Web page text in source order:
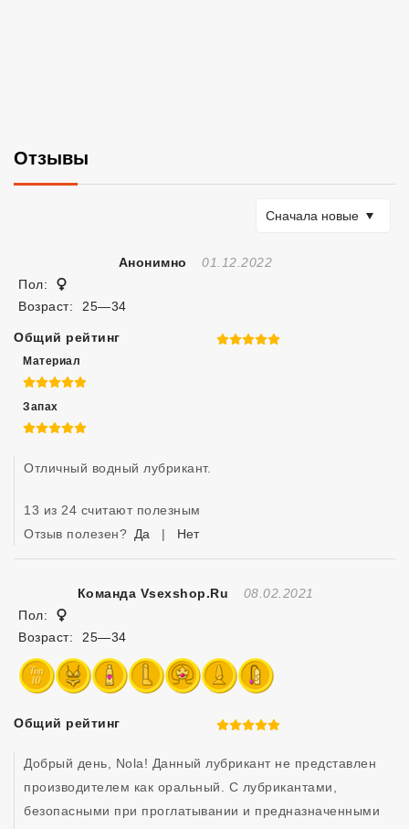
Отзывы
Сортировать по
Сначала новые
Анонимно Отзыв Создан
01.12.2022
Пол:
Возраст:
25—34
Общий рейтинг 5 из 5
Материал
5 из 5
Запах
5 из 5
Отличный водный лубрикант.
13 из 24 считают полезным
Отзыв полезен? Да | Нет
Команда Vsexshop.ru Отзыв Создан
08.02.2021
Пол:
Возраст:
25—34
Общий рейтинг 5 из 5
Добрый день, Nola! Данный лубрикант не представлен
производителем как оральный. С лубрикантами,
безопасными при проглатывании и предназначенными